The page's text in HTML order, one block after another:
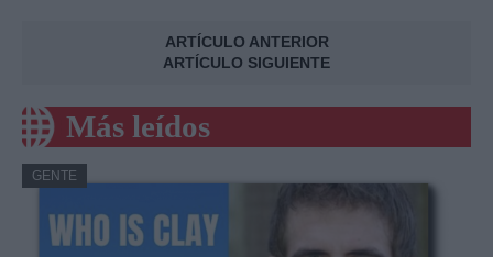
ARTÍCULO ANTERIOR
ARTÍCULO SIGUIENTE
Más leídos
GENTE